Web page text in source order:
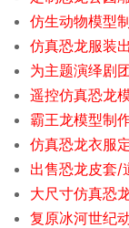
仿生动物模型
仿真恐龙服装
为主题演绎剧
遥控仿真恐龙
霸王龙模型制
仿真恐龙衣服
出售恐龙皮套/
大尺寸仿真恐
复原冰河世纪